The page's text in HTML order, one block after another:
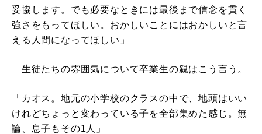
妥協します。でも必要なときには最後まで信念を貫く
強さをもってほしい。おかしいことにはおかしいと言
える人間になってほしい」
生徒たちの雰囲気について卒業生の親はこう言う。
「カオス。地元の小学校のクラスの中で、地頭はいい
けれどちょっと変わっている子を全部集めた感じ。無
論、息子もその1人」